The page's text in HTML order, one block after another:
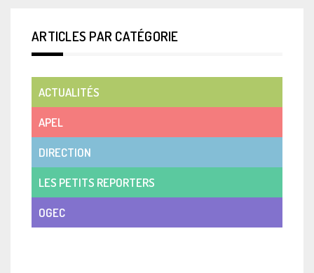
ARTICLES PAR CATÉGORIE
ACTUALITÉS
APEL
DIRECTION
LES PETITS REPORTERS
OGEC